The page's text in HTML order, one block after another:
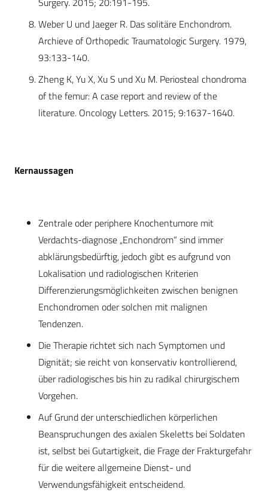
Weber U und Jaeger R. Das solitäre Enchondrom.
Archieve of Orthopedic Traumatologic Surgery. 1979,
93:133-140.
Zheng K, Yu X, Xu S und Xu M. Periosteal chondroma
of the femur: A case report and review of the
literature. Oncology Letters. 2015; 9:1637-1640.
Kernaussagen
Zentrale oder periphere Knochentumore mit
Verdachts-diagnose „Enchondrom“ sind immer
abklärungsbedürftig, jedoch gibt es aufgrund von
Lokalisation und radiologischen Kriterien
Differenzierungsmöglichkeiten zwischen benignen
Enchondromen oder solchen mit malignen
Tendenzen.
Die Therapie richtet sich nach Symptomen und
Dignität; sie reicht von konservativ kontrollierend,
über radiologisches bis hin zu radikal chirurgischem
Vorgehen.
Auf Grund der unterschiedlichen körperlichen
Beanspruchungen des axialen Skeletts bei Soldaten
ist, selbst bei Gutartigkeit, die Frage der Frakturgefahr
für die weitere allgemeine Dienst- und
Verwendungsfähigkeit entscheidend.